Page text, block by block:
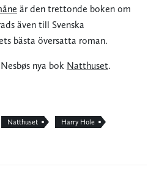
är den trettonde boken om
även till Svenska
bästa översatta roman.
nya bok Natthuset.
Natthuset Harry Hole